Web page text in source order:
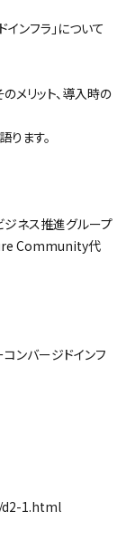
ンフラ」について
メリット、導入時の
ます。
ネス推進グループ
Community代
ンバージドインフ
1.html